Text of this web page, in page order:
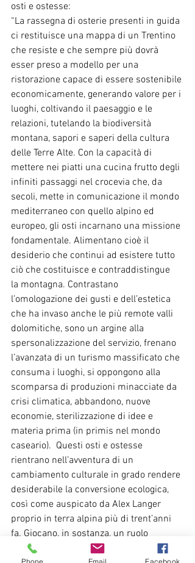
osti e ostesse:
“La rassegna di osterie presenti in guida
ci restituisce una mappa di un Trentino
che resiste e che sempre più dovrà
esser preso a modello per una
ristorazione capace di essere sostenibile
economicamente, generando valore per i
luoghi, coltivando il paesaggio e le
relazioni, tutelando la biodiversità
montana, sapori e saperi della cultura
delle Terre Alte. Con la capacità di
mettere nei piatti una cucina frutto degli
infiniti passaggi nel crocevia che, da
secoli, mette in comunicazione il mondo
mediterraneo con quello alpino ed
europeo, gli osti incarnano una missione
fondamentale. Alimentano cioè il
desiderio che continui ad esistere tutto
ciò che costituisce e contraddistingue
la montagna. Contrastano
l’omologazione dei gusti e dell’estetica
che ha invaso anche le più remote valli
dolomitiche, sono un argine alla
spersonalizzazione del servizio, frenano
l’avanzata di un turismo massificato che
consuma i luoghi, si oppongono alla
scomparsa di produzioni minacciate da
crisi climatica, abbandono, nuove
economie, sterilizzazione di idee e
materia prima (in primis nel mondo
caseario).  Questi osti e ostesse
rientrano nell’avventura di un
cambiamento culturale in grado rendere
desiderabile la conversione ecologica,
così come auspicato da Alex Langer
proprio in terra alpina più di trent’anni
fa. Giocano, in sostanza, un ruolo
centrale nella costruzione di un futuro (e
Phone Email Facebook